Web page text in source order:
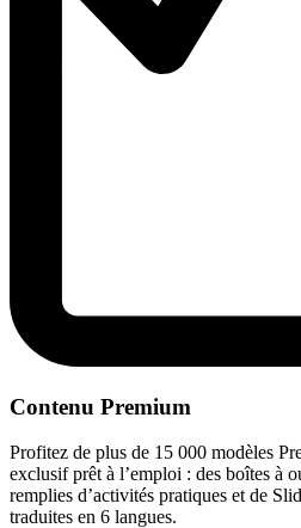
Contenu Premium
Profitez de plus de 15 000 modèles
exclusif prêt à l’emploi : des boîtes à
remplies d’activités pratiques et de
traduites en 6 langues.